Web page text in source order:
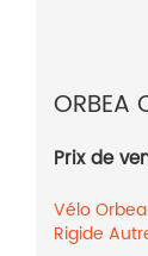
ORBEA
Prix de
VéloOrbea
Rigide